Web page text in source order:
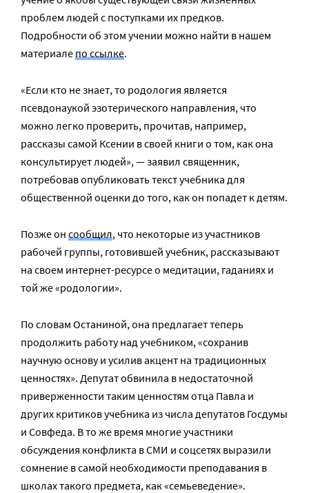
проблем людей с поступками их предков.
Подробности об этом учении можно найти в нашем
материалепо ссылке.
«Если кто не знает, то родология является
псевдонаукой эзотерического направления, что
можно легко проверить, прочитав, например,
рассказы самой Ксении в своей книги о том, как она
консультирует людей», — заявил священник,
потребовав опубликовать текст учебника для
общественной оценки до того, как он попадет к детям.
Позже он сообщил, что некоторые из участников
рабочей группы, готовившей учебник, рассказывают
на своем интернет-ресурсе о медитации, гаданиях и
той же «родологии».
По словам Останиной, она предлагает теперь
продолжить работу над учебником, «сохранив
научную основу и усилив акцент на традиционных
ценностях». Депутат обвинила в недостаточной
приверженности таким ценностям отца Павла и
других критиков учебника из числа депутатов Госдумы
и Совфеда. В то же время многие участники
обсуждения конфликта в СМИ и соцсетях выразили
сомнение в самой необходимости преподавания в
школах такого предмета, как «семьеведение».